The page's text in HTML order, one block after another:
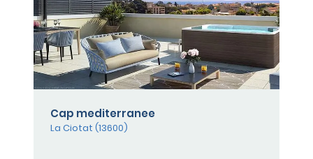
Cap mediterranee
La Ciotat (13600)